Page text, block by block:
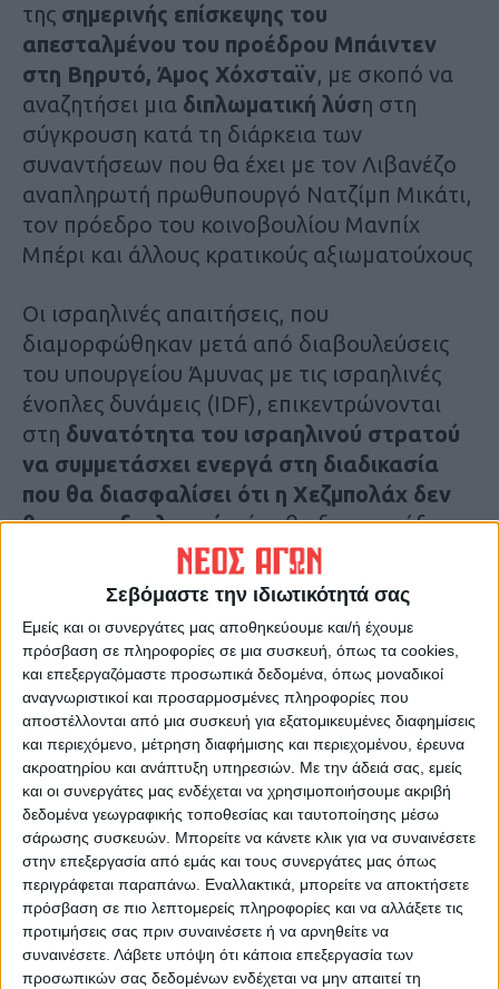
Σεβόμαστε την ιδιωτικότητά σας
Εμείς και οι συνεργάτες μας αποθηκεύουμε και/ή έχουμε
πρόσβαση σε πληροφορίες σε μια συσκευή, όπως τα cookies,
και επεξεργαζόμαστε προσωπικά δεδομένα, όπως μοναδικοί
αναγνωριστικοί και προσαρμοσμένες πληροφορίες που
αποστέλλονται από μια συσκευή για εξατομικευμένες διαφημίσεις
και περιεχόμενο, μέτρηση διαφήμισης και περιεχομένου, έρευνα
ακροατηρίου και ανάπτυξη υπηρεσιών. Με την άδειά σας, εμείς
και οι συνεργάτες μας ενδέχεται να χρησιμοποιήσουμε ακριβή
δεδομένα γεωγραφικής τοποθεσίας και ταυτοποίησης μέσω
σάρωσης συσκευών. Μπορείτε να κάνετε κλικ για να συναινέσετε
στην επεξεργασία από εμάς και τους συνεργάτες μας όπως
περιγράφεται παραπάνω. Εναλλακτικά, μπορείτε να αποκτήσετε
πρόσβαση σε πιο λεπτομερείς πληροφορίες και να αλλάξετε τις
προτιμήσεις σας πριν συναινέσετε ή να αρνηθείτε να
συναινέσετε. Λάβετε υπόψη ότι κάποια επεξεργασία των
προσωπικών σας δεδομένων ενδέχεται να μην απαιτεί τη
της σημερινής επίσκεψης του
απεσταλμένου του προέδρου Μπάιντεν
στη Βηρυτό, Άμος Χόχσταϊν, με σκοπό να
αναζητήσει μια διπλωματική λύση στη
σύγκρουση κατά τη διάρκεια των
συναντήσεων που θα έχει με τον Λιβανέζο
αναπληρωτή πρωθυπουργό Νατζίμπ Μικάτι,
τον πρόεδρο του κοινοβουλίου Μανπίχ
Μπέρι και άλλους κρατικούς αξιωματούχους
Οι ισραηλινές απαιτήσεις, που
διαμορφώθηκαν μετά από διαβουλεύσεις
του υπουργείου Άμυνας με τις ισραηλινές
ένοπλες δυνάμεις (IDF), επικεντρώνονται
στη δυνατότητα του ισραηλινού στρατού
να συμμετάσχει ενεργά στη διαδικασία
που θα διασφαλίσει ότι η Χεζμπολάχ δεν
θα επανεξοπλιστεί, ούτε θα ξαναφτιάξει τη
στρατιωτική της υποδομή στο νότιο
Λίβανο, καθώς και στηδυνατότητα της
ισραηλινής αεροπορίας να πετά ελεύθερα
στον εναέριο χώρο του Λιβάνου.
Όμως και τα δύο αιτήματαέρχονται σε
αντίθεση με το ψήφισμα 1701 του
Συμβουλίου Ασφαλείας του ΟΗΕ, το οποίο
αναφέρει ότι οι Λιβανέζικες Ένοπλες
Δυνάμεις (LAF) και η Προσωρινή Δύναμη
του ΟΗΕ στον Λίβανο (UNIFIL) είναι οι
μόνες που μπορούν να εγγυηθούν τη
κατάπαυση του πυρός μεταξύ του Ισραήλ
και της Χεζμπολάχ.